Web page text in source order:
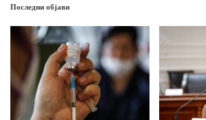
Последни објави